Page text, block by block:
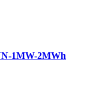
1MW-2MWh